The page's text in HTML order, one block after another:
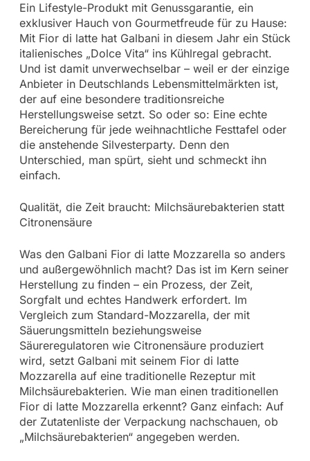
Ein Lifestyle-Produkt mit Genussgarantie, ein
exklusiver Hauch von Gourmetfreude für zu Hause:
Mit Fior di latte hat Galbani in diesem Jahr ein Stück
italienisches „Dolce Vita“ ins Kühlregal gebracht.
Und ist damit unverwechselbar – weil er der einzige
Anbieter in Deutschlands Lebensmittelmärkten ist,
der auf eine besondere traditionsreiche
Herstellungsweise setzt. So oder so: Eine echte
Bereicherung für jede weihnachtliche Festtafel oder
die anstehende Silvesterparty. Denn den
Unterschied, man spürt, sieht und schmeckt ihn
einfach.
Qualität, die Zeit braucht: Milchsäurebakterien statt
Citronensäure
Was den Galbani Fior di latte Mozzarella so anders
und außergewöhnlich macht? Das ist im Kern seiner
Herstellung zu finden – ein Prozess, der Zeit,
Sorgfalt und echtes Handwerk erfordert. Im
Vergleich zum Standard-Mozzarella, der mit
Säuerungsmitteln beziehungsweise
Säureregulatoren wie Citronensäure produziert
wird, setzt Galbani mit seinem Fior di latte
Mozzarella auf eine traditionelle Rezeptur mit
Milchsäurebakterien. Wie man einen traditionellen
Fior di latte Mozzarella erkennt? Ganz einfach: Auf
der Zutatenliste der Verpackung nachschauen, ob
„Milchsäurebakterien“ angegeben werden.